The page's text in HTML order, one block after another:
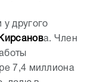
другого
а. Член
7,4 миллиона